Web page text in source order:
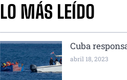
LO MÁS LEÍDO
Cuba
abril 18, 2023